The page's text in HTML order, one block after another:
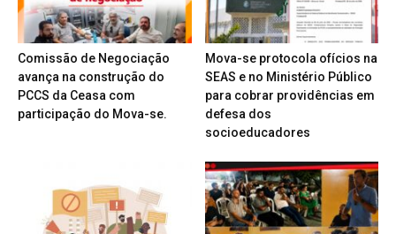
Comissão de Negociação
avança na construção do
PCCS da Ceasa com
participação do Mova-se.
Mova-se protocola ofícios na
SEAS e no Ministério Público
para cobrar providências em
defesa dos
socioeducadores